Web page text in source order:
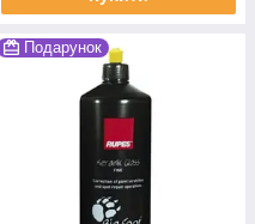
Подарунок